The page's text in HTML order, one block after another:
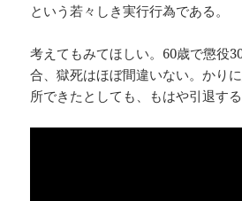
という若々しき実行行為である。
考えてもみてほしい。60歳で懲役
合、獄死はほぼ間違いない。かり
所できたとしても、もはや引退する